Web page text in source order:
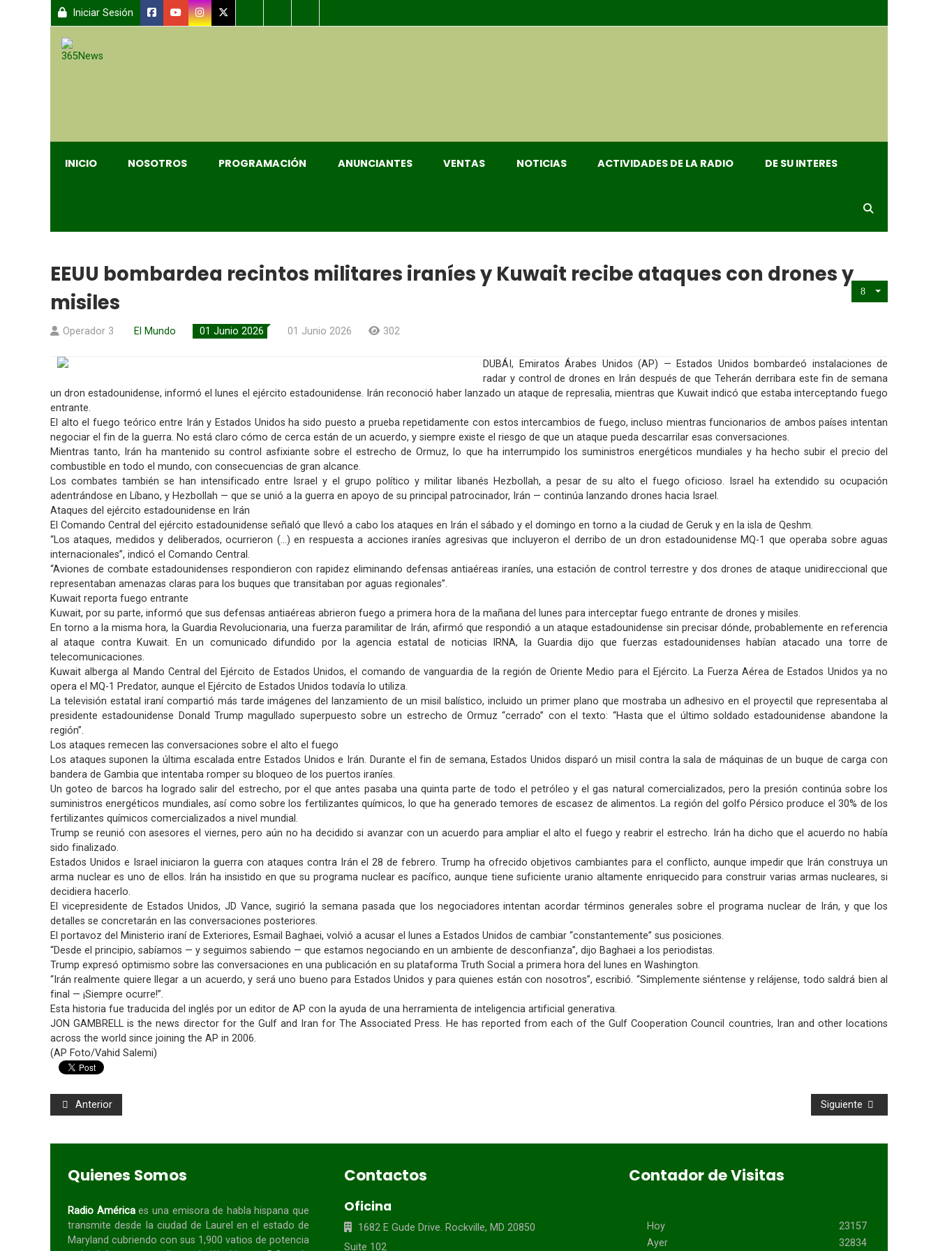
Iniciar Sesión
INICIO NOSOTROS PROGRAMACIÓN ANUNCIANTES VENTAS NOTICIAS ACTIVIDADES DE LA RADIO DE SU INTERES
EEUU bombardea recintos militares iraníes y Kuwait recibe ataques con drones y
misiles
Operador 3 El Mundo 01 Junio 2026 01 Junio 2026 302
DUBÁI, Emiratos Árabes Unidos (AP) — Estados Unidos bombardeó instalaciones de
radar y control de drones en Irán después de que Teherán derribara este fin de semana
un dron estadounidense, informó el lunes el ejército estadounidense. Irán reconoció haber lanzado un ataque de represalia, mientras que Kuwait indicó que estaba interceptando fuego
entrante.
El alto el fuego teórico entre Irán y Estados Unidos ha sido puesto a prueba repetidamente con estos intercambios de fuego, incluso mientras funcionarios de ambos países intentan
negociar el fin de la guerra. No está claro cómo de cerca están de un acuerdo, y siempre existe el riesgo de que un ataque pueda descarrilar esas conversaciones.
Mientras tanto, Irán ha mantenido su control asfixiante sobre el estrecho de Ormuz, lo que ha interrumpido los suministros energéticos mundiales y ha hecho subir el precio del
combustible en todo el mundo, con consecuencias de gran alcance.
Los combates también se han intensificado entre Israel y el grupo político y militar libanés Hezbollah, a pesar de su alto el fuego oficioso. Israel ha extendido su ocupación
adentrándose en Líbano, y Hezbollah — que se unió a la guerra en apoyo de su principal patrocinador, Irán — continúa lanzando drones hacia Israel.
Ataques del ejército estadounidense en Irán
El Comando Central del ejército estadounidense señaló que llevó a cabo los ataques en Irán el sábado y el domingo en torno a la ciudad de Geruk y en la isla de Qeshm.
“Los ataques, medidos y deliberados, ocurrieron (...) en respuesta a acciones iraníes agresivas que incluyeron el derribo de un dron estadounidense MQ-1 que operaba sobre aguas
internacionales”, indicó el Comando Central.
“Aviones de combate estadounidenses respondieron con rapidez eliminando defensas antiaéreas iraníes, una estación de control terrestre y dos drones de ataque unidireccional que
representaban amenazas claras para los buques que transitaban por aguas regionales”.
Kuwait reporta fuego entrante
Kuwait, por su parte, informó que sus defensas antiaéreas abrieron fuego a primera hora de la mañana del lunes para interceptar fuego entrante de drones y misiles.
En torno a la misma hora, la Guardia Revolucionaria, una fuerza paramilitar de Irán, afirmó que respondió a un ataque estadounidense sin precisar dónde, probablemente en referencia
al ataque contra Kuwait. En un comunicado difundido por la agencia estatal de noticias IRNA, la Guardia dijo que fuerzas estadounidenses habían atacado una torre de
telecomunicaciones.
Kuwait alberga al Mando Central del Ejército de Estados Unidos, el comando de vanguardia de la región de Oriente Medio para el Ejército. La Fuerza Aérea de Estados Unidos ya no
opera el MQ-1 Predator, aunque el Ejército de Estados Unidos todavía lo utiliza.
La televisión estatal iraní compartió más tarde imágenes del lanzamiento de un misil balístico, incluido un primer plano que mostraba un adhesivo en el proyectil que representaba al
presidente estadounidense Donald Trump magullado superpuesto sobre un estrecho de Ormuz “cerrado” con el texto: “Hasta que el último soldado estadounidense abandone la
región”.
Los ataques remecen las conversaciones sobre el alto el fuego
Los ataques suponen la última escalada entre Estados Unidos e Irán. Durante el fin de semana, Estados Unidos disparó un misil contra la sala de máquinas de un buque de carga con
bandera de Gambia que intentaba romper su bloqueo de los puertos iraníes.
Un goteo de barcos ha logrado salir del estrecho, por el que antes pasaba una quinta parte de todo el petróleo y el gas natural comercializados, pero la presión continúa sobre los
suministros energéticos mundiales, así como sobre los fertilizantes químicos, lo que ha generado temores de escasez de alimentos. La región del golfo Pérsico produce el 30% de los
fertilizantes químicos comercializados a nivel mundial.
Trump se reunió con asesores el viernes, pero aún no ha decidido si avanzar con un acuerdo para ampliar el alto el fuego y reabrir el estrecho. Irán ha dicho que el acuerdo no había
sido finalizado.
Estados Unidos e Israel iniciaron la guerra con ataques contra Irán el 28 de febrero. Trump ha ofrecido objetivos cambiantes para el conflicto, aunque impedir que Irán construya un
arma nuclear es uno de ellos. Irán ha insistido en que su programa nuclear es pacífico, aunque tiene suficiente uranio altamente enriquecido para construir varias armas nucleares, si
decidiera hacerlo.
El vicepresidente de Estados Unidos, JD Vance, sugirió la semana pasada que los negociadores intentan acordar términos generales sobre el programa nuclear de Irán, y que los
detalles se concretarán en las conversaciones posteriores.
El portavoz del Ministerio iraní de Exteriores, Esmail Baghaei, volvió a acusar el lunes a Estados Unidos de cambiar “constantemente” sus posiciones.
“Desde el principio, sabíamos — y seguimos sabiendo — que estamos negociando en un ambiente de desconfianza”, dijo Baghaei a los periodistas.
Trump expresó optimismo sobre las conversaciones en una publicación en su plataforma Truth Social a primera hora del lunes en Washington.
“Irán realmente quiere llegar a un acuerdo, y será uno bueno para Estados Unidos y para quienes están con nosotros”, escribió. “Simplemente siéntense y relájense, todo saldrá bien al
final — ¡Siempre ocurre!”.
Esta historia fue traducida del inglés por un editor de AP con la ayuda de una herramienta de inteligencia artificial generativa.
JON GAMBRELL is the news director for the Gulf and Iran for The Associated Press. He has reported from each of the Gulf Cooperation Council countries, Iran and other locations
across the world since joining the AP in 2006.
(AP Foto/Vahid Salemi)
Anterior Siguiente
Quienes Somos
Radio Américaes una emisora de habla hispana que
transmite desde la ciudad de Laurel en el estado de
Maryland cubriendo con sus 1,900 vatios de potencia
Contactos
Oficina
1682 E Gude Drive. Rockville, MD 20850
Suite 102
Contador de Visitas
Hoy
Ayer
23157
32834